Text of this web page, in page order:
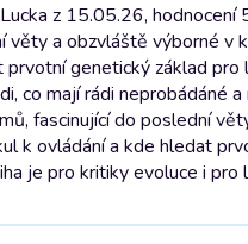
z 15.05.26, hodnocení
věty a obzvláště výborné v
genetický základ
co mají rádi neprobádáné
fascinující do poslední
k ovládání a kde hledat
je pro kritiky evoluce i